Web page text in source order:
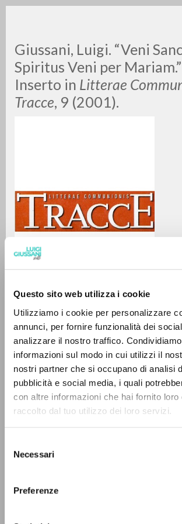
Questo sito web utilizza i cookie
Utilizziamo i cookie per personalizzare
annunci, per fornire funzionalità dei
analizzare il nostro traffico.
informazioni sul modo in cui utilizzi il
nostri partner che si occupano di analisi
pubblicità e social media, i quali
con altre informazioni che hai fornito loro
raccolto dal tuo utilizzo dei loro servizi.
delNecessari
Preferenze
Giussani, Luigi. “Veni
Spiritus Veni per Mariam.”
Inserto in Litterae
Tracce, 9 (2001).
Giussani Luigi Autor
Italiano
Litterae Communionis-Tracce
2001
Páginas: 4
ÚLTIMA ACTUALIZACIÓN
02/03/2020
0DOCUMENTOS
RESULTADOS SUCESIVOS